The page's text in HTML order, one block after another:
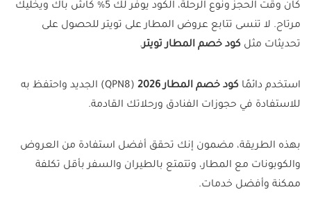
كان وقت الحجز ونوع الرحلة، الكود يوفر لك 5% كاش باك ويخليك
مرتاح. لا تنسى تتابع عروض المطار على تويتر للحصول على
تحديثات مثل كود خصم المطار تويتر.
استخدم دائمًا كود خصم المطار 2026
(QPN8) الجديد واحتفظ به
للاستفادة في حجوزات الفنادق ورحلاتك القادمة.
بهذه الطريقة، مضمون إنك تحقق أفضل استفادة من العروض
والكوبونات مع المطار، وتتمتع بالطيران والسفر بأقل تكلفة
ممكنة وأفضل خدمات.